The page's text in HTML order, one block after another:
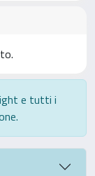
e tutti i